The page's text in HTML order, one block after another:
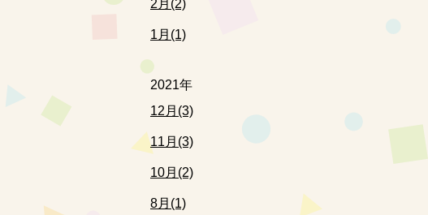
2月(2)
1月(1)
2021年
12月(3)
11月(3)
10月(2)
8月(1)